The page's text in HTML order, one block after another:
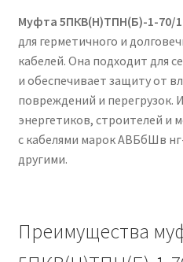
Муфта 5ПКВ(Н)ТПН(Б)-1-70/
для герметичного и
кабелей. Она подходит для
и обеспечивает защиту от
повреждений и перегрузок.
энергетиков, строителей
с кабелями марок АВБбШв
другими.
Преимущества